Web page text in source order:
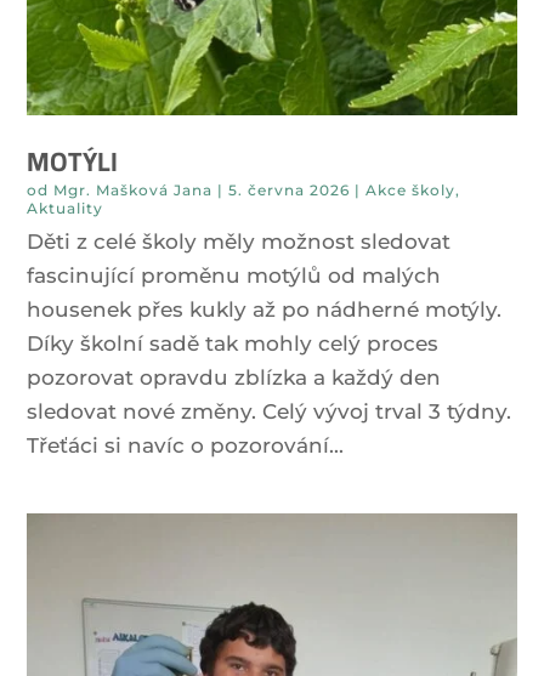
MOTÝLI
od Mgr. Mašková Jana | 5. června 2026 | Akce školy,
Aktuality
Děti z celé školy měly možnost sledovat
fascinující proměnu motýlů od malých
housenek přes kukly až po nádherné motýly.
Díky školní sadě tak mohly celý proces
pozorovat opravdu zblízka a každý den
sledovat nové změny. Celý vývoj trval 3 týdny.
Třeťáci si navíc o pozorování...